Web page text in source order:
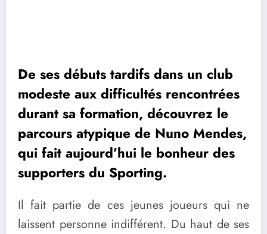
De ses débuts tardifs dans un club
modeste aux difficultés rencontrées
durant sa formation, découvrez le
parcours atypique de Nuno Mendes,
qui fait aujourd’hui le bonheur des
supporters du Sporting.
Il fait partie de ces jeunes joueurs qui ne
laissent personne indifférent. Du haut de ses